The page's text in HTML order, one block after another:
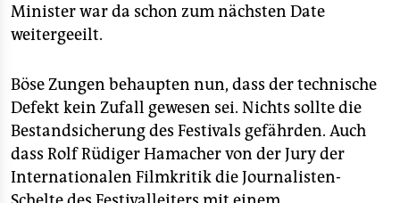
Minister war da schon zum nächsten Date
weitergeeilt.
Böse Zungen behaupten nun, dass der technische
Defekt kein Zufall gewesen sei. Nichts sollte die
Bestandsicherung des Festivals gefährden. Auch
dass Rolf Rüdiger Hamacher von der Jury der
Internationalen Filmkritik die Journalisten-